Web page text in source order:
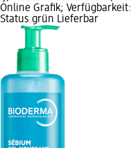
Online Grafik; Verfügbarkeit:
Status grün Lieferbar